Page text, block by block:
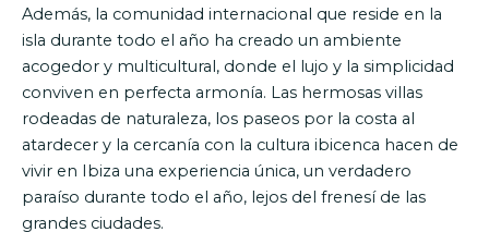
Además, la comunidad internacional que reside en la
isla durante todo el año ha creado un ambiente
acogedor y multicultural, donde el lujo y la simplicidad
conviven en perfecta armonía. Las hermosas villas
rodeadas de naturaleza, los paseos por la costa al
atardecer y la cercanía con la cultura ibicenca hacen de
vivir en Ibiza una experiencia única, un verdadero
paraíso durante todo el año, lejos del frenesí de las
grandes ciudades.